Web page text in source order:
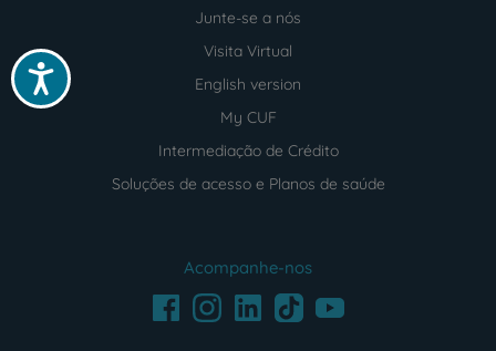
Acessibilidade
Junte-se a nós
Visita Virtual
English version
My CUF
Intermediação de Crédito
Soluções de acesso e Planos de saúde
Acompanhe-nos
FacebookInstagramLinkedInTikTokYoutube